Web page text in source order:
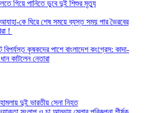
গিয়ে পানিতে ডুবে দুই শিশুর মৃত্যু
কে ঘিরে শেষ সময়ে ব্যস্ত সময় পার ভৈরবের
!
বিপর্যস্ত কৃষকদের পাশে বাংলাদেশ কংগ্রেস: কাদা-
কাটলেন নেতারা
হামলায় দুই ভারতীয় সেনা নিহত